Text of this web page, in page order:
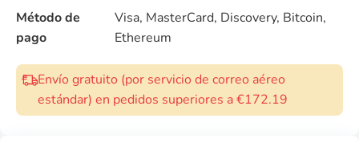
Método de
pago
Visa, MasterCard, Discovery, Bitcoin,
Ethereum
Envío gratuito (por servicio de correo aéreo
estándar) en pedidos superiores a €172.19